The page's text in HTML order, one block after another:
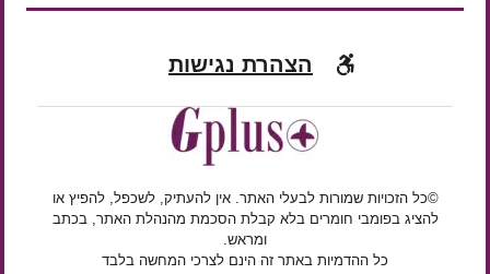
הצהרת נגישות
©כל הזכויות שמורות לבעלי האתר. אין להעתיק, לשכפל, להפיץ או
להציג בפומבי חומרים בלא קבלת הסכמת מהנהלת האתר, בכתב
ומראש.
כל ההדמיות באתר זה הינם לצרכי המחשה בלבד